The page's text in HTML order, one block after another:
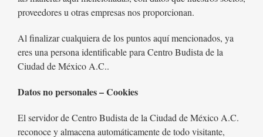
proveedores u otras empresas nos proporcionan.
Al finalizar cualquiera de los puntos aquí mencionados, ya
eres una persona identificable para Centro Budista de la
Ciudad de México A.C..
Datos no personales – Cookies
El servidor de Centro Budista de la Ciudad de México A.C.
reconoce y almacena automáticamente de todo visitante,